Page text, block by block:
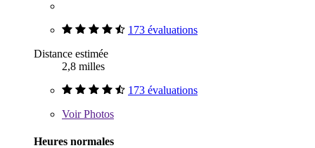
173 évaluations
Distance estimée
2,8 milles
173 évaluations
VoirPhotos
Heures normales